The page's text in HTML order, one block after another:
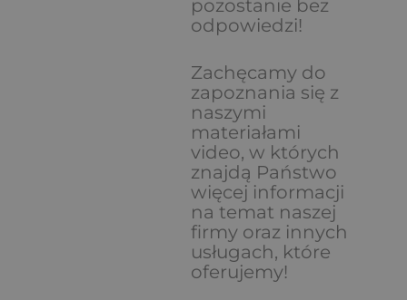
pozostanie bez
odpowiedzi!
Zachęcamy do
zapoznania się z
naszymi
materiałami
video, w których
znajdą Państwo
więcej informacji
na temat naszej
firmy oraz innych
usługach, które
oferujemy!